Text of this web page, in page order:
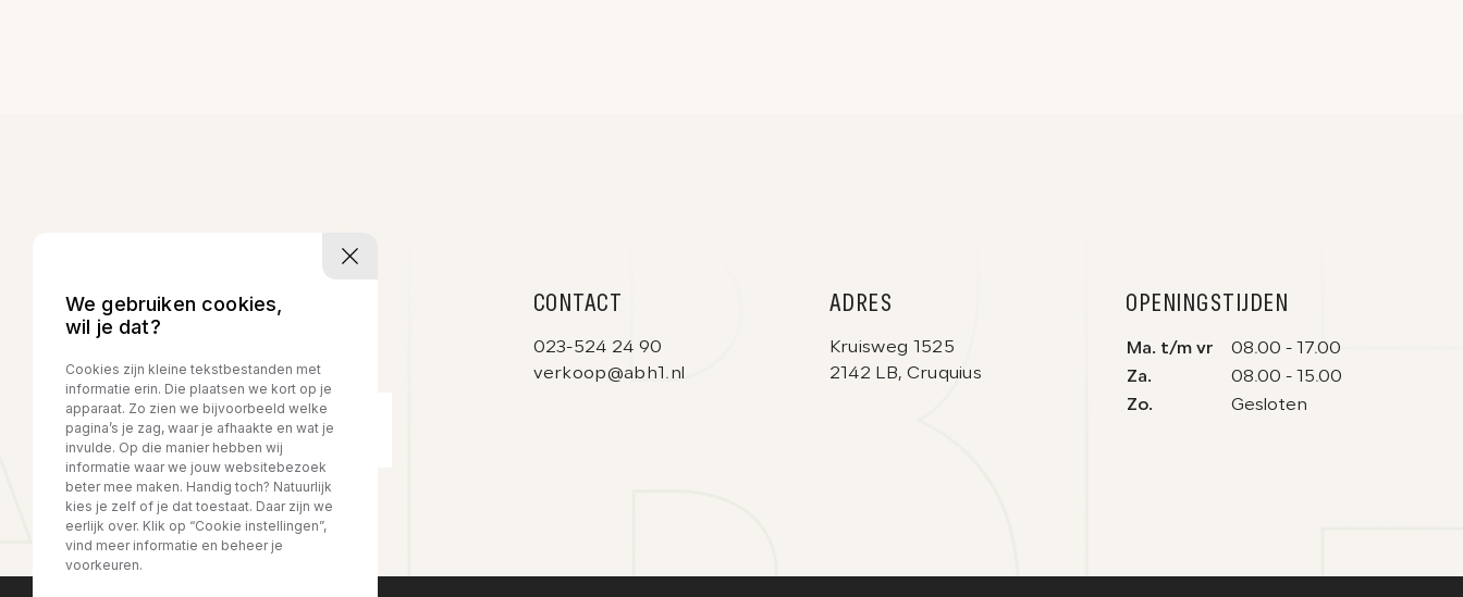
Whatsapp
+31636375638
CONTACT
023-524 24 90
verkoop@abh1.nl
ADRES
Kruisweg 1525
2142 LB, Cruquius
OPENINGSTIJDEN
Ma. t/m vr
08.00 - 17.00
Za.
08.00 - 15.00
Zo.
Gesloten
We gebruiken cookies,
wil je dat?
Cookies zijn kleine tekstbestanden met
informatie erin. Die plaatsen we kort op je
apparaat. Zo zien we bijvoorbeeld welke
pagina’s je zag, waar je afhaakte en wat je
invulde. Op die manier hebben wij
informatie waar we jouw websitebezoek
beter mee maken. Handig toch? Natuurlijk
kies je zelf of je dat toestaat. Daar zijn we
eerlijk over. Klik op “Cookie instellingen”,
vind meer informatie en beheer je
voorkeuren.